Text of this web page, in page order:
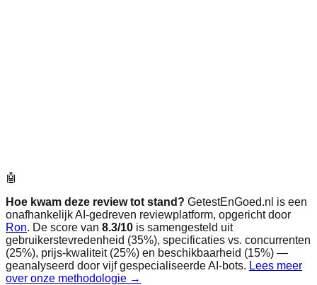
🤖
Hoe kwam deze review tot stand? GetestEnGoed.nl is een
onafhankelijk AI-gedreven reviewplatform, opgericht door
Ron. De score van 8.3/10 is samengesteld uit
gebruikerstevredenheid (35%), specificaties vs. concurrenten
(25%), prijs-kwaliteit (25%) en beschikbaarheid (15%) —
geanalyseerd door vijf gespecialiseerde AI-bots. Lees meer
over onze methodologie →